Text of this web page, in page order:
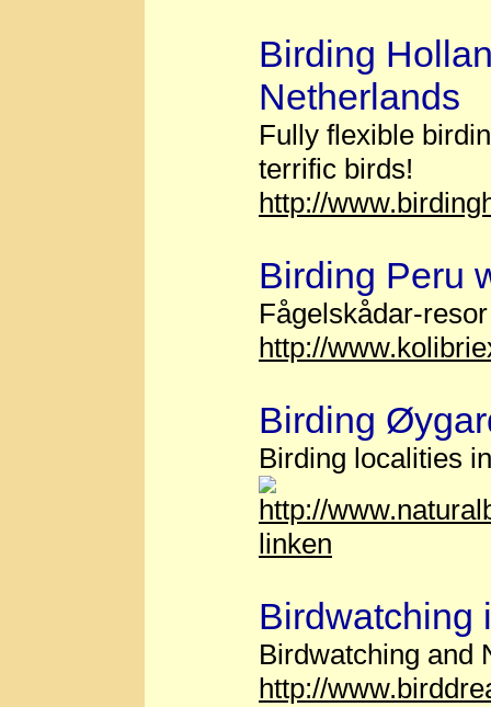
Birding
Netherlands
Fully flexible
terrific birds!
http://
Birding Peru
Fågelskådar-
http://
Birding
Birding localities
http://
linken
Birdwatching
Birdwatching and
http://